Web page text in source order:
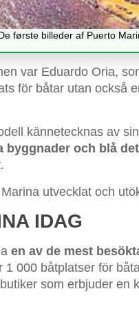
første billeder af Puerto
var Eduardo Oria,
för båtar utan också
kännetecknas av sin
byggnader och blå
utvecklat och
IDAG
en av de mest
1 000 båtplatser för
som erbjuder en